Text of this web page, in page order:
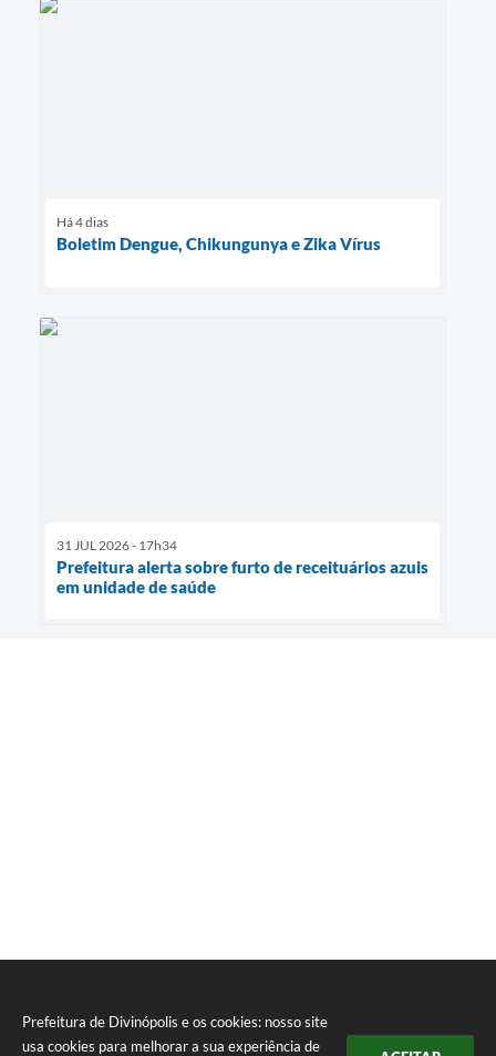
Prefeitura de Divinópolis e os cookies: nosso site
usa cookies para melhorar a sua experiência de
Há 4 dias
Boletim Dengue, Chikungunya e Zika Vírus
31 JUL 2026 - 17h34
Prefeitura alerta sobre furto de receituários azuis
em unidade de saúde